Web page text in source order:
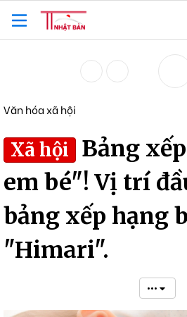
Văn hóa xã hội
Xã hội
Bảng
em bé"! Vị trí
bảng xếp hạng
"Himari".
•••